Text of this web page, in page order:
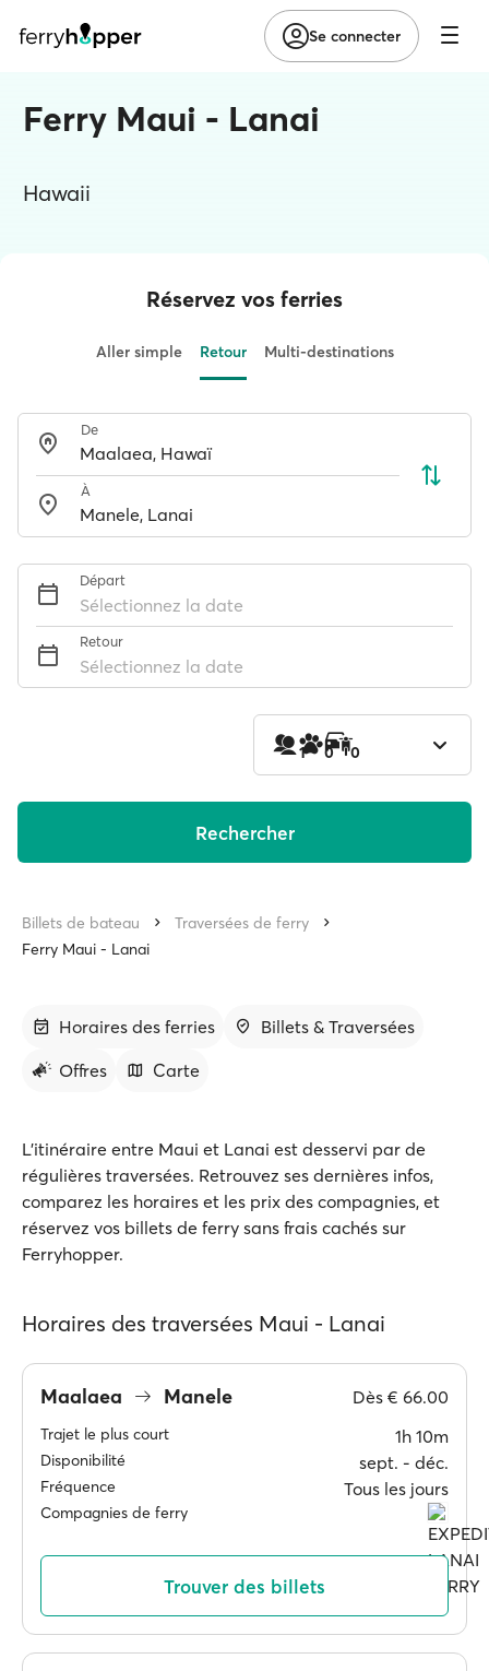
Se connecter
Ferry Maui - Lanai
Hawaii
Réservez vos ferries
Aller simple Retour Multi-destinations
De
À
Départ
Sélectionnez la date
Retour
Sélectionnez la date
1 0 0
Rechercher
Billets de bateau
Traversées de ferry
Ferry Maui - Lanai
Horaires des ferries
Billets & Traversées
Offres
Carte
L'itinéraire entre Maui et Lanai est desservi par de
régulières traversées. Retrouvez ses dernières infos,
comparez les horaires et les prix des compagnies, et
réservez vos billets de ferry sans frais cachés sur
Ferryhopper.
Horaires des traversées Maui - Lanai
Maalaea Manele Dès € 66.00
Trajet le plus court 1h 10m
Disponibilité sept. ‐ déc.
Fréquence Tous les jours
Compagnies de ferry
Trouver des billets